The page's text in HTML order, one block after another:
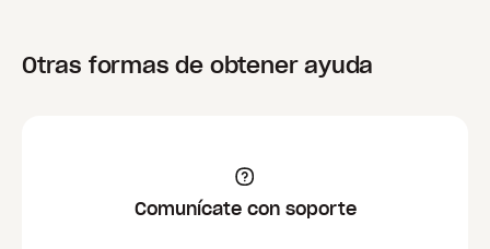
Otras formas de obtener ayuda
Comunícate con soporte